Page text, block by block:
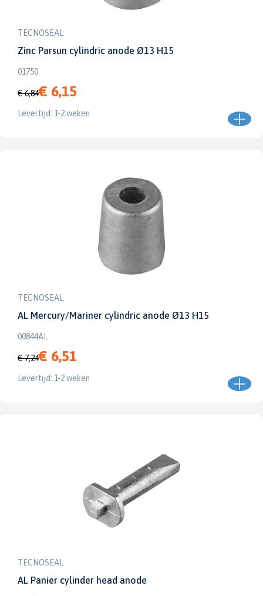
TECNOSEAL
Zinc Parsun cylindric anode Ø13 H15
01750
€ 6,84€ 6,15
Levertijd: 1-2 weken
TECNOSEAL
AL Mercury/Mariner cylindric anode Ø13 H15
00844AL
€ 7,24€ 6,51
Levertijd: 1-2 weken
TECNOSEAL
AL Panier cylinder head anode